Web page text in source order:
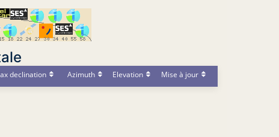
declination Azimuth Elevation Mise à jour